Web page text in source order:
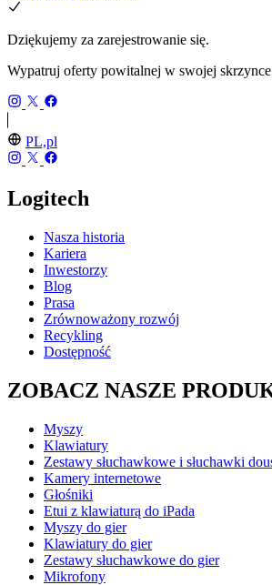
Dziękujemy za zarejestrowanie się.
Wypatruj oferty powitalnej w swojej
PL,pl
Logitech
Nasza historia
Kariera
Inwestorzy
Blog
Prasa
Zrównoważony rozwój
Recykling
Dostępność
ZOBACZ NASZE
Myszy
Klawiatury
Zestawy słuchawkowe i słuchawki
Kamery internetowe
Głośniki
Etui z klawiaturą do iPada
Myszy do gier
Klawiatury do gier
Zestawy słuchawkowe do gier
Mikrofony